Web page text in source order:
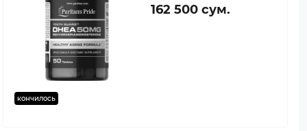
кончилось
162 500 сум.